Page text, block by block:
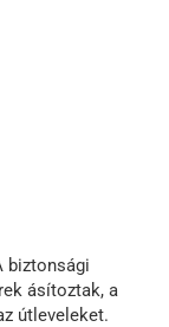
biztonsági
ásítoztak, a
útleveleket.